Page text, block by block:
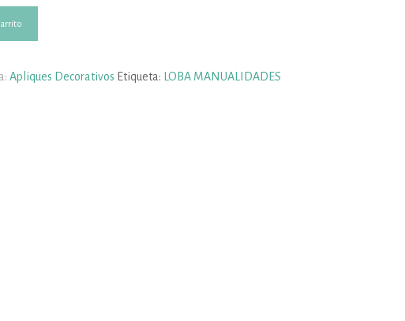
Apliques Decorativos Etiqueta: LOBA MANUALIDADES